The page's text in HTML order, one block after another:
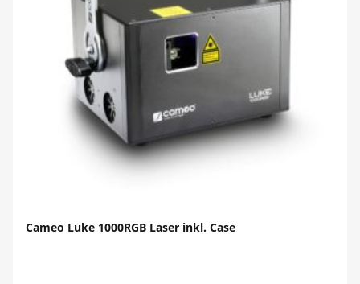
Cameo Luke 1000RGB Laser inkl. Case